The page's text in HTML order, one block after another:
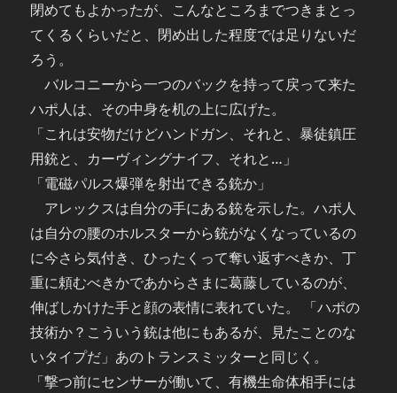
閉めてもよかったが、こんなところまでつきまとっ
てくるくらいだと、閉め出した程度では足りないだ
ろう。
バルコニーから一つのバックを持って戻って来た
ハポ人は、その中身を机の上に広げた。
「これは安物だけどハンドガン、それと、暴徒鎮圧
用銃と、カーヴィングナイフ、それと…」
「電磁パルス爆弾を射出できる銃か」
アレックスは自分の手にある銃を示した。ハポ人
は自分の腰のホルスターから銃がなくなっているの
に今さら気付き、ひったくって奪い返すべきか、丁
重に頼むべきかであからさまに葛藤しているのが、
伸ばしかけた手と顔の表情に表れていた。 「ハポの
技術か？こういう銃は他にもあるが、見たことのな
いタイプだ」あのトランスミッターと同じく。
「撃つ前にセンサーが働いて、有機生命体相手には